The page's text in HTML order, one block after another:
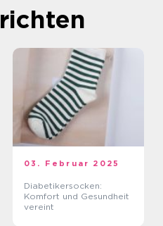
03. Februar 2025
Diabetikersocken:
Komfort und Gesundheit
vereint